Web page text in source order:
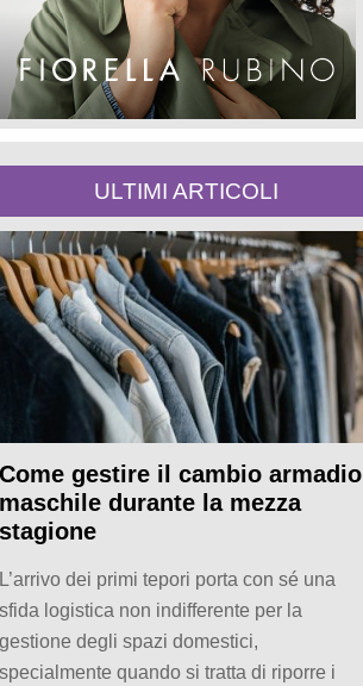
ULTIMI ARTICOLI
Come gestire il cambio armadio
maschile durante la mezza
stagione
L’arrivo dei primi tepori porta con sé una
sfida logistica non indifferente per la
gestione degli spazi domestici,
specialmente quando si tratta di riporre i